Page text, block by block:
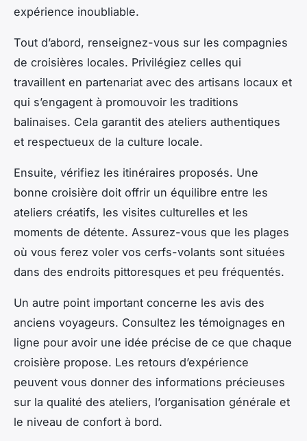
expérience inoubliable.
Tout d’abord, renseignez-vous sur les compagnies
de croisières locales. Privilégiez celles qui
travaillent en partenariat avec des artisans locaux et
qui s’engagent à promouvoir les traditions
balinaises. Cela garantit des ateliers authentiques
et respectueux de la culture locale.
Ensuite, vérifiez les itinéraires proposés. Une
bonne croisière doit offrir un équilibre entre les
ateliers créatifs, les visites culturelles et les
moments de détente. Assurez-vous que les plages
où vous ferez voler vos cerfs-volants sont situées
dans des endroits pittoresques et peu fréquentés.
Un autre point important concerne les avis des
anciens voyageurs. Consultez les témoignages en
ligne pour avoir une idée précise de ce que chaque
croisière propose. Les retours d’expérience
peuvent vous donner des informations précieuses
sur la qualité des ateliers, l’organisation générale et
le niveau de confort à bord.